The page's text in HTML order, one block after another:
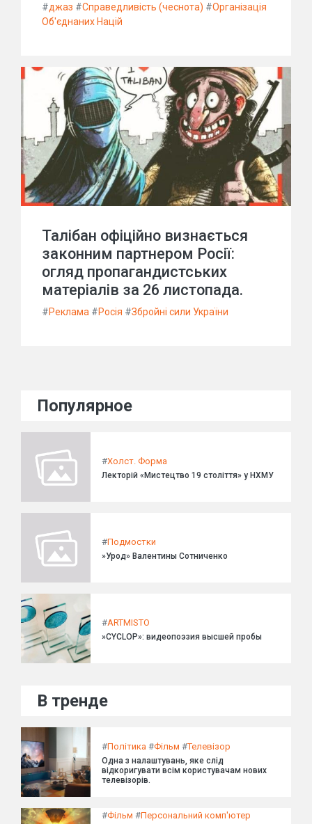
#джаз #Справедливість (чеснота) #Організація
Об'єднаних Націй
Талібан офіційно визнається
законним партнером Росії:
огляд пропагандистських
матеріалів за 26 листопада.
#Реклама #Росія #Збройні сили України
Популярное
#Холст. Форма
Лекторій «Мистецтво 19 століття» у НХМУ
#Подмостки
»Урод» Валентины Сотниченко
#ARTMISTO
»CYCLOP»: видеопоэзия высшей пробы
В тренде
#Політика #Фільм #Телевізор
Одна з налаштувань, яке слід
відкоригувати всім користувачам нових
телевізорів.
#Фільм #Персональний комп'ютер